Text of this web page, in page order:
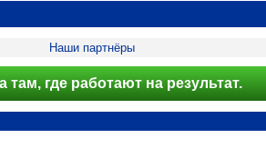
Наши партнёры
там, где работают на результат.